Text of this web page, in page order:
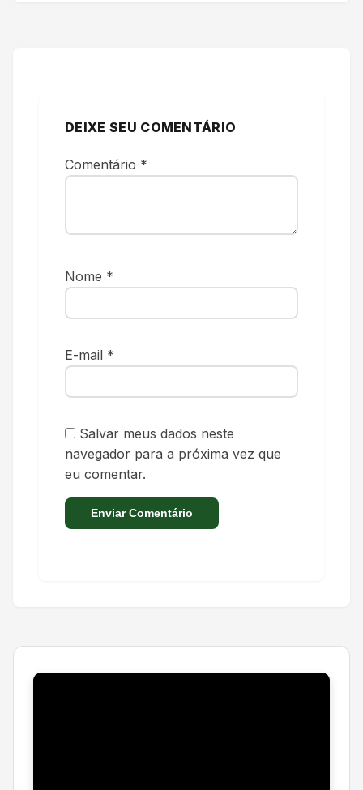
DEIXE SEU COMENTÁRIO
Comentário *
Nome *
E-mail *
Salvar meus dados neste
navegador para a próxima vez que
eu comentar.